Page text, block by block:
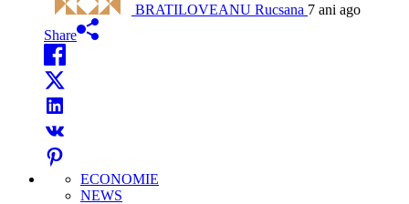
BRATILOVEANU Rucsana 7 ani ago
Share
ECONOMIE
NEWS